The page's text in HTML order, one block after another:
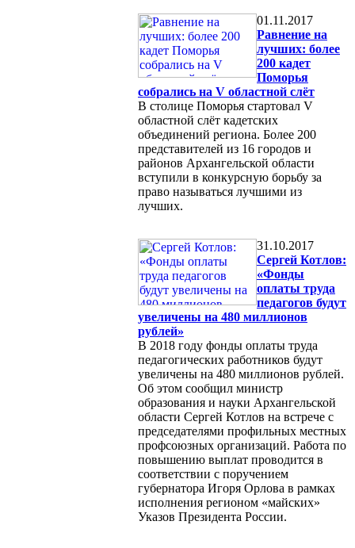
01.11.2017
Равнение на
лучших: более
200 кадет
Поморья
собрались на V областной слёт
В столице Поморья стартовал V
областной слёт кадетских
объединений региона. Более 200
представителей из 16 городов и
районов Архангельской области
вступили в конкурсную борьбу за
право называться лучшими из
лучших.
31.10.2017
Сергей Котлов:
«Фонды
оплаты труда
педагогов будут
увеличены на 480 миллионов
рублей»
В 2018 году фонды оплаты труда
педагогических работников будут
увеличены на 480 миллионов рублей.
Об этом сообщил министр
образования и науки Архангельской
области Сергей Котлов на встрече с
председателями профильных местных
профсоюзных организаций. Работа по
повышению выплат проводится в
соответствии с поручением
губернатора Игоря Орлова в рамках
исполнения регионом «майских»
Указов Президента России.